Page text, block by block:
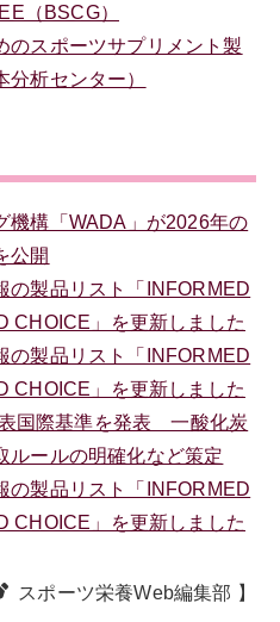
（BSCG）
のスポーツサプリメント製
析センター）
機構「WADA」が2026年の
公開
の製品リスト「INFORMED
CHOICE」を更新しました
の製品リスト「INFORMED
CHOICE」を更新しました
国際基準を発表 一酸化炭
ルールの明確化など策定
の製品リスト「INFORMED
CHOICE」を更新しました
スポーツ栄養Web編集部 】